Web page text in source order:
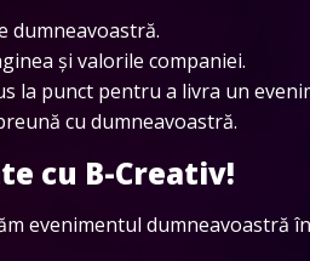
dumneavoastră.
și valorile companiei.
la punct pentru a livra un
cu dumneavoastră.
cu B-Creativ!
evenimentul dumneavoastră